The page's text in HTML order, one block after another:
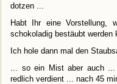
dotzen ...
Habt Ihr eine Vorstellung,
schokoladig bestäubt werden
Ich hole dann mal den
... so ein Mist aber auch
redlich verdient ... nach 45